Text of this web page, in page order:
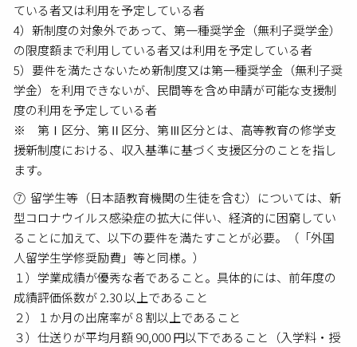
ている者又は利用を予定している者
4）新制度の対象外であって、第一種奨学金（無利子奨学金）
の限度額まで利用している者又は利用を予定している者
5）要件を満たさないため新制度又は第一種奨学金（無利子奨
学金）を利用できないが、民間等を含め申請が可能な支援制
度の利用を予定している者
※ 第Ⅰ区分、第Ⅱ区分、第Ⅲ区分とは、高等教育の修学支
援新制度における、収入基準に基づく支援区分のことを指し
ます。
⑦ 留学生等（日本語教育機関の生徒を含む）については、新
型コロナウイルス感染症の拡大に伴い、経済的に困窮してい
ることに加えて、以下の要件を満たすことが必要。（「外国
人留学生学修奨励費」等と同様。）
１）学業成績が優秀な者であること。具体的には、前年度の
成績評価係数が 2.30 以上であること
２）１か月の出席率が８割以上であること
３）仕送りが平均月額 90,000 円以下であること（入学料・授